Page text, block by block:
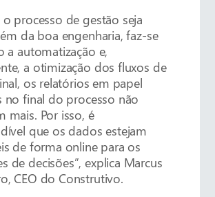
o processo de gestão seja
da boa engenharia, faz-se
a automatização e,
a otimização dos fluxos de
os relatórios em papel
no final do processo não
mais. Por isso, é
que os dados estejam
de forma online para os
de decisões”, explica Marcus
CEO do Construtivo.